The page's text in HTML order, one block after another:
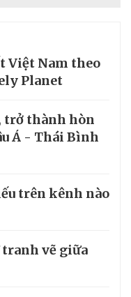
Việt Nam theo
Planet
trở thành hòn
Á - Thái Bình
trên kênh nào
tranh vẽ giữa